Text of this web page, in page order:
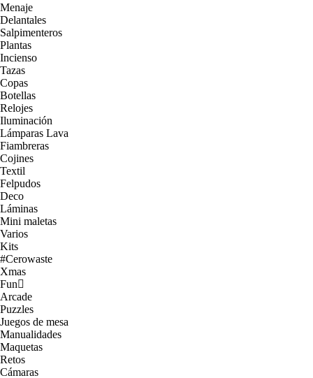
Menaje
Delantales
Salpimenteros
Plantas
Incienso
Tazas
Copas
Botellas
Relojes
Iluminación
Lámparas Lava
Fiambreras
Cojines
Textil
Felpudos
Deco
Láminas
Mini maletas
Varios
Kits
#Cerowaste
Xmas
Fun
Arcade
Puzzles
Juegos de mesa
Manualidades
Maquetas
Retos
Cámaras